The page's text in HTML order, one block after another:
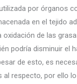
por órganos
en el tejido
de las
podría disminuir el
de esto, es
al respecto, por ello